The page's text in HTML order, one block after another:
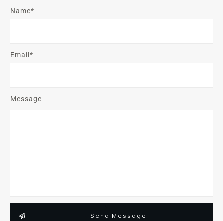
Name*
Email*
Message
Send Message